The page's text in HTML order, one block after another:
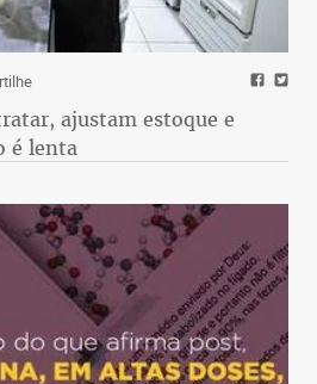
ajustam estoque e
é lenta